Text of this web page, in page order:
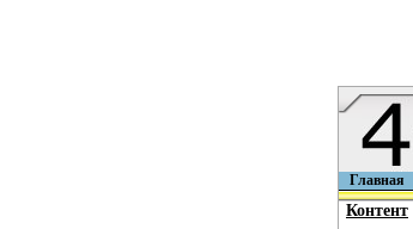
Главная
Контент